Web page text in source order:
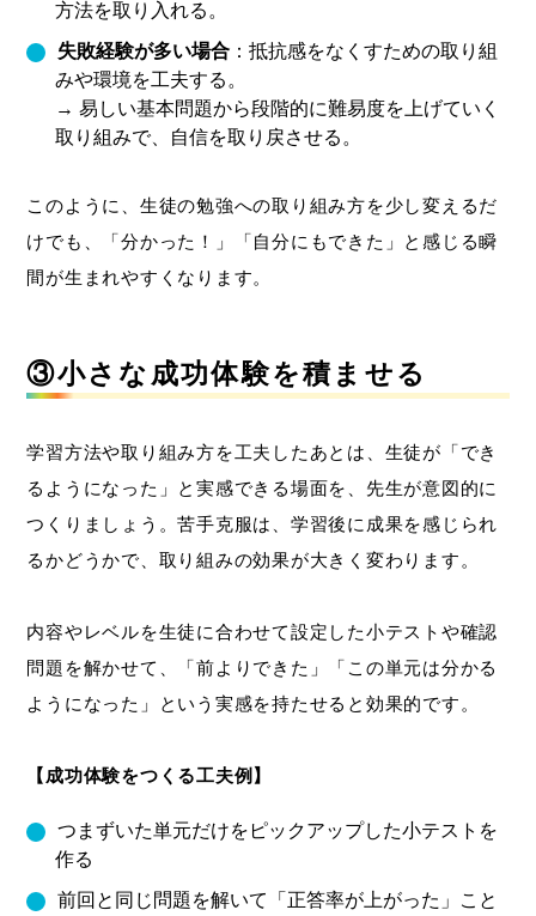
方法を取り入れる。
失敗経験が多い場合 ：抵抗感をなくすための取り組
みや環境を工夫する。
→ 易しい基本問題から段階的に難易度を上げていく
取り組みで、自信を取り戻させる。
このように、生徒の勉強への取り組み方を少し変えるだ
けでも、「分かった！」「自分にもできた」と感じる瞬
間が生まれやすくなります。
③小さな成功体験を積ませる
学習方法や取り組み方を工夫したあとは、生徒が「でき
るようになった」と実感できる場面を、先生が意図的に
つくりましょう。苦手克服は、学習後に成果を感じられ
るかどうかで、取り組みの効果が大きく変わります。
内容やレベルを生徒に合わせて設定した小テストや確認
問題を解かせて、「前よりできた」「この単元は分かる
ようになった」という実感を持たせると効果的です。
【成功体験をつくる工夫例】
つまずいた単元だけをピックアップした小テストを
作る
前回と同じ問題を解いて「正答率が上がった」こと